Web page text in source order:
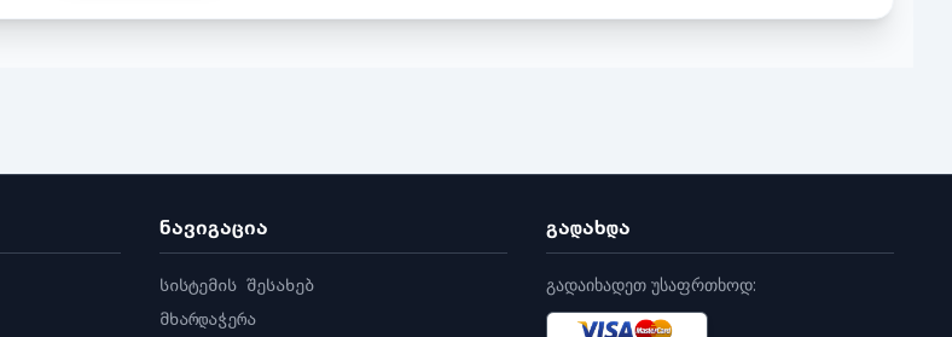
-40°C-დან +60°C-მდე
ნავიგაცია
სისტემის შესახებ
მხარდაჭერა
გადახდა
გადაიხადეთ უსაფრთხოდ: